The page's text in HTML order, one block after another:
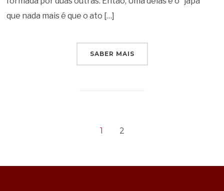
que nada mais é que o ato […]
SABER MAIS
1 2